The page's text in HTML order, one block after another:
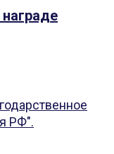
РФ".